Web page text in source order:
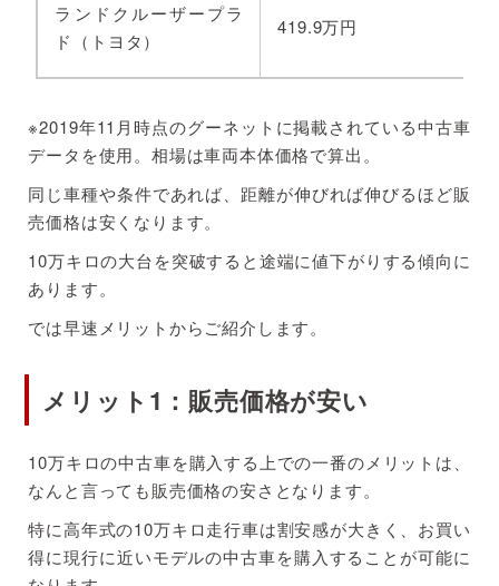
ランドクルーザープラ
ド（トヨタ）
419.9万円
※2019年11月時点のグーネットに掲載されている中古車
データを使用。相場は車両本体価格で算出。
同じ車種や条件であれば、距離が伸びれば伸びるほど販
売価格は安くなります。
10万キロの大台を突破すると途端に値下がりする傾向に
あります。
では早速メリットからご紹介します。
メリット1：販売価格が安い
10万キロの中古車を購入する上での一番のメリットは、
なんと言っても販売価格の安さとなります。
特に高年式の10万キロ走行車は割安感が大きく、お買い
得に現行に近いモデルの中古車を購入することが可能に